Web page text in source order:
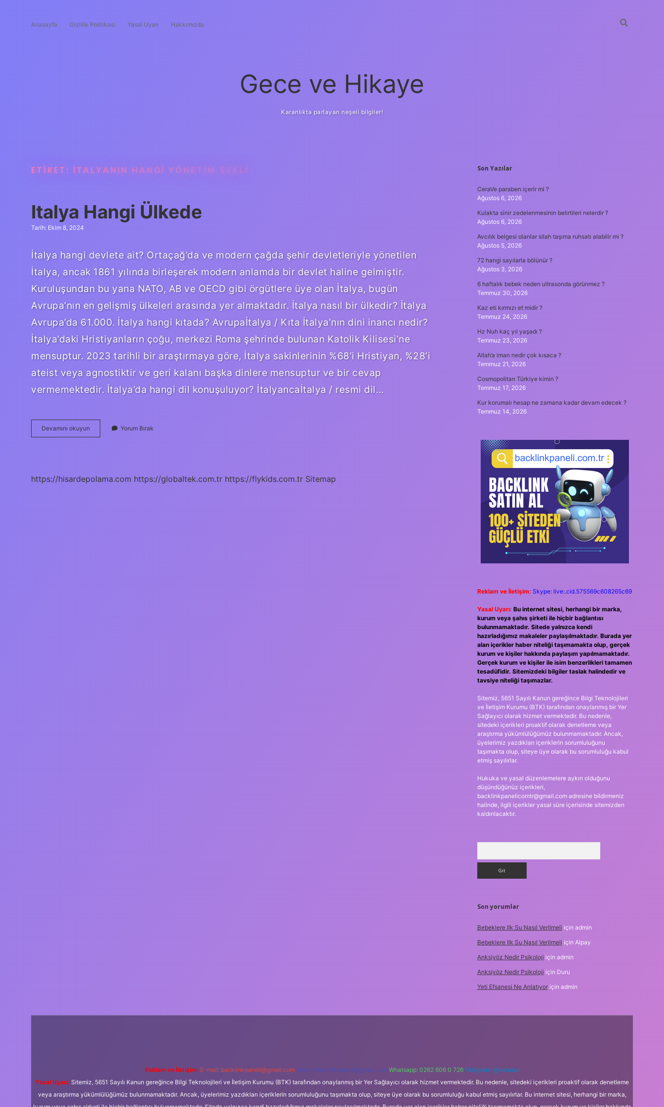
Anasayfa Gizlilik Politikası Yasal Uyarı Hakkımızda
Gece ve Hikaye
Karanlıkta parlayan neşeli bilgiler!
ETIKET: İTALYANIN HANGI YÖNETIM ŞEKLI
Italya Hangi Ülkede
Tarih: Ekim 8, 2024
İtalya hangi devlete ait? Ortaçağ’da ve modern çağda şehir devletleriyle yönetilen
İtalya, ancak 1861 yılında birleşerek modern anlamda bir devlet haline gelmiştir.
Kuruluşundan bu yana NATO, AB ve OECD gibi örgütlere üye olan İtalya, bugün
Avrupa’nın en gelişmiş ülkeleri arasında yer almaktadır. İtalya nasıl bir ülkedir? İtalya
Avrupa’da 61.000. İtalya hangi kıtada? Avrupaİtalya / Kıta İtalya’nın dini inancı nedir?
İtalya’daki Hristiyanların çoğu, merkezi Roma şehrinde bulunan Katolik Kilisesi’ne
mensuptur. 2023 tarihli bir araştırmaya göre, İtalya sakinlerinin %68’i Hristiyan, %28’i
ateist veya agnostiktir ve geri kalanı başka dinlere mensuptur ve bir cevap
vermemektedir. İtalya’da hangi dil konuşuluyor? İtalyancaİtalya / resmi dil…
Devamını okuyun
Hangi
Yorum Bırak
https://hisardepolama.com https://globaltek.com.tr https://flykids.com.tr Sitemap
SIDEBAR
Son Yazılar
CeraVe paraben içerir mi ?
Ağustos 6, 2026
Kulakta sinir zedelenmesinin belirtileri nelerdir ?
Ağustos 6, 2026
Avcılık belgesi olanlar silah taşıma ruhsatı alabilir mi ?
Ağustos 5, 2026
72 hangi sayılarla bölünür ?
Ağustos 3, 2026
6 haftalık bebek neden ultrasonda görünmez ?
Temmuz 30, 2026
Kaz eti kırmızı et midir ?
Temmuz 24, 2026
Hz Nuh kaç yıl yaşadı ?
Temmuz 23, 2026
Allah’a iman nedir çok kısaca ?
Temmuz 21, 2026
Cosmopolitan Türkiye kimin ?
Temmuz 17, 2026
Kur korumalı hesap ne zamana kadar devam edecek ?
Temmuz 14, 2026
Reklam ve İletişim: Skype: live:.cid.575569c608265c69
Yasal Uyarı: Bu internet sitesi, herhangi bir marka,
kurum veya şahıs şirketi ile hiçbir bağlantısı
bulunmamaktadır. Sitede yalnızca kendi
hazırladığımız makaleler paylaşılmaktadır. Burada yer
alan içerikler haber niteliği taşımamakta olup, gerçek
kurum ve kişiler hakkında paylaşım yapılmamaktadır.
Gerçek kurum ve kişiler ile isim benzerlikleri tamamen
tesadüfidir. Sitemizdeki bilgiler taslak halindedir ve
tavsiye niteliği taşımazlar.
Sitemiz, 5651 Sayılı Kanun gereğince Bilgi Teknolojileri
ve İletişim Kurumu (BTK) tarafından onaylanmış bir Yer
Sağlayıcı olarak hizmet vermektedir. Bu nedenle,
sitedeki içerikleri proaktif olarak denetleme veya
araştırma yükümlülüğümüz bulunmamaktadır. Ancak,
üyelerimiz yazdıkları içeriklerin sorumluluğunu
taşımakta olup, siteye üye olarak bu sorumluluğu kabul
etmiş sayılırlar.
Hukuka ve yasal düzenlemelere aykırı olduğunu
düşündüğünüz içerikleri,
backlinkpanelicomtr@gmail.comadresine bildirmeniz
halinde, ilgili içerikler yasal süre içerisinde sitemizden
kaldırılacaktır.
Son yorumlar
Bebeklere Ilk Su Nasıl Verilmeli için admin
Bebeklere Ilk Su Nasıl Verilmeli için Alpay
Anksiyöz Nedir Psikoloji için admin
Anksiyöz Nedir Psikoloji için Duru
Yeti Efsanesi Ne Anlatıyoriçin admin
Reklam ve İletişim: E-mail: backlinkpaneli@gmail.com Teams: forumhizmeti@gmail.com Whatsapp: 0262 606 0 726 Telegram: @karabul
Yasal Uyarı: Sitemiz, 5651 Sayılı Kanun gereğince Bilgi Teknolojileri ve İletişim Kurumu (BTK) tarafından onaylanmış bir Yer Sağlayıcı olarak hizmet vermektedir. Bu nedenle, sitedeki içerikleri proaktif olarak denetleme
veya araştırma yükümlülüğümüz bulunmamaktadır. Ancak, üyelerimiz yazdıkları içeriklerin sorumluluğunu taşımakta olup, siteye üye olarak bu sorumluluğu kabul etmiş sayılırlar. Bu internet sitesi, herhangi bir marka,